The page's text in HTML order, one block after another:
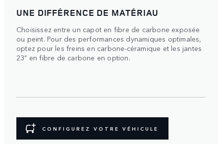
UNE DIFFÉRENCE DE MATÉRIAU
Choisissez entre un capot en fibre de carbone exposée
ou peint. Pour des performances dynamiques optimales,
optez pour les freins en carbone-céramique et les jantes
23” en fibre de carbone en option.
CONFIGUREZ VOTRE VÉHICULE